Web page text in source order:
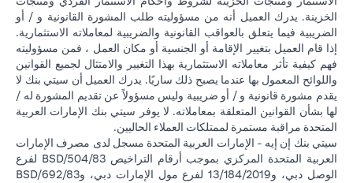
الخزينة. يدرك العميل أنه من مسؤوليته طلب المشورة القانونية و / أو
الضريبية فيما يتعلق بالعواقب القانونية والضريبية لمعاملاته الاستثمارية.
إذا قام العميل بتغيير الإقامة أو الجنسية أو مكان العمل ، فمن مسؤوليته
فهم كيفية تأثر معاملاته الاستثمارية بهذا التغيير والامتثال لجميع القوانين
واللوائح المعمول بها عندما يصبح ذلك ساريًا. يدرك العميل أن سيتي بنك لا
يقدم مشورة قانونية و / أو ضريبية وليس مسؤولاً عن تقديم المشورة له /
لها بشأن القوانين المتعلقة بمعاملاته. لا يوفر سيتي بنك الإمارات العربية
المتحدة مراقبة مستمرة لممتلكات العملاء الحاليين.
سيتي بنك إن إيه - الإمارات العربية المتحدة مسجل لدى مصرف الإمارات
العربية المتحدة المركزي بموجب أرقام التراخيص BSD/504/83 لفرع
الوصل دبي، و13/184/2019 لفرع مول الإمارات دبي، وBSD/692/83